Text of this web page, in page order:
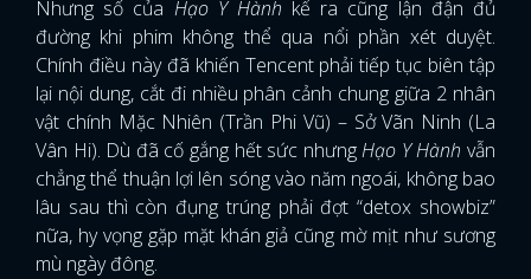
Nhưng số của Hạo Y Hành kể ra cũng lận đận đủ
đường khi phim không thể qua nổi phần xét duyệt.
Chính điều này đã khiến Tencent phải tiếp tục biên tập
lại nội dung, cắt đi nhiều phân cảnh chung giữa 2 nhân
vật chính Mặc Nhiên (Trần Phi Vũ) – Sở Vãn Ninh (La
Vân Hi). Dù đã cố gắng hết sức nhưngHạo Y Hành vẫn
chẳng thể thuận lợi lên sóng vào năm ngoái, không bao
lâu sau thì còn đụng trúng phải đợt “detox showbiz”
nữa, hy vọng gặp mặt khán giả cũng mờ mịt như sương
mù ngày đông.